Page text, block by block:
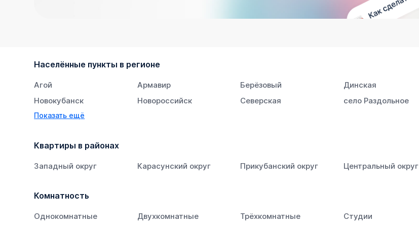
Населённые пункты в регионе
Агой Армавир Берёзовый Динская
Новокубанск
Новороссийск Северская село Раздольное
Тихорецк
Показать ещё
Квартиры в районах
Западный округ Карасунский округ Прикубанский округ Центральный округ
Комнатность
Однокомнатные Двухкомнатные Трёхкомнатные Студии